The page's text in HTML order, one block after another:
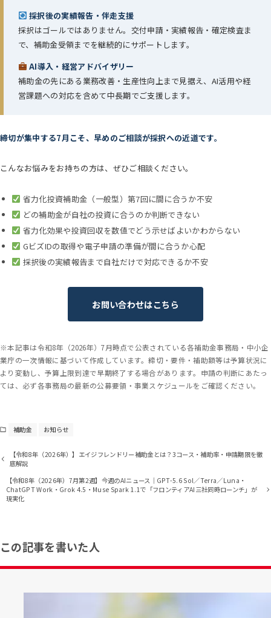
採択後の実績報告・伴走支援
採択はゴールではありません。交付申請・実績報告・確定検査ま
で、補助金受領までを継続的にサポートします。
AI導入・経営アドバイザリー
補助金の先にある業務改善・生産性向上まで見据え、AI活用や経
営課題への対応を含めて中長期でご支援します。
締切が集中する7月こそ、早めのご相談が採択への近道です。
こんなお悩みをお持ちの方は、ぜひご相談ください。
省力化投資補助金（一般型）第7回に間に合うか不安
どの補助金が自社の投資に合うのか判断できない
省力化効果や投資回収を数値でどう示せばよいかわからない
GビズIDの取得や電子申請の準備が間に合うか心配
採択後の実績報告まで自社だけで対応できるか不安
お問い合わせはこちら
※本記事は令和8年（2026年）7月時点で公表されている各補助金事務局・中小企
業庁の一次情報に基づいて作成しています。締切・要件・補助額等は予算状況に
より変動し、予算上限到達で早期終了する場合があります。申請の判断にあたっ
ては、必ず各事務局の最新の公募要領・事業スケジュールをご確認ください。
補助金 お知らせ
【令和8年（2026年）】エイジフレンドリー補助金とは？3コース・補助率・申請期限を徹
底解説
【令和8年（2026年）7月第2週】今週のAIニュース｜GPT-5.6 Sol／Terra／Luna・
ChatGPT Work・Grok 4.5・Muse Spark 1.1で「フロンティアAI三社同時ローンチ」が
現実化
この記事を書いた人